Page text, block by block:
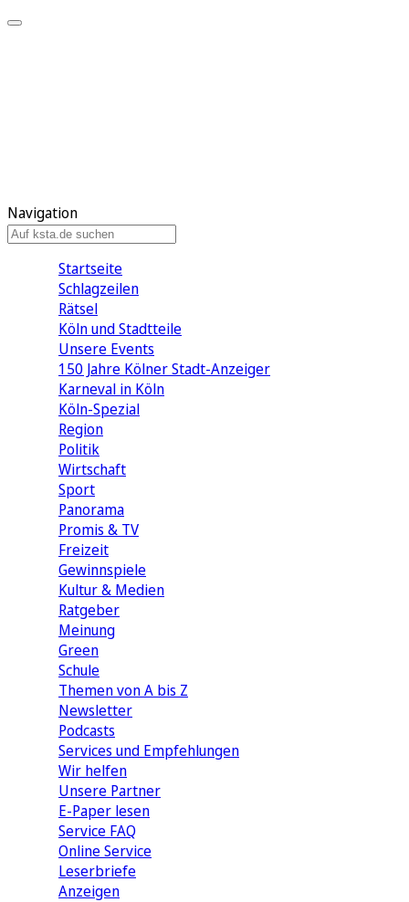
Navigation
Startseite
Schlagzeilen
Rätsel
Köln und Stadtteile
Unsere Events
150 Jahre Kölner Stadt-Anzeiger
Karneval in Köln
Köln-Spezial
Region
Politik
Wirtschaft
Sport
Panorama
Promis & TV
Freizeit
Gewinnspiele
Kultur & Medien
Ratgeber
Meinung
Green
Schule
Themen von A bis Z
Newsletter
Podcasts
Services und Empfehlungen
Wir helfen
Unsere Partner
E-Paper lesen
Service FAQ
Online Service
Leserbriefe
Anzeigen